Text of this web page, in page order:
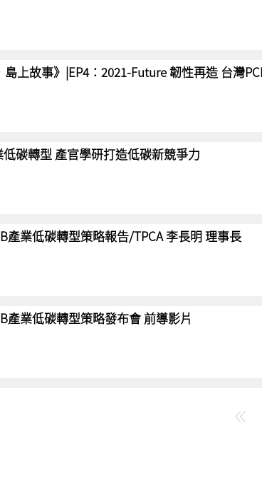
島上故事》|EP4：2021-Future 韌性再造 台灣
低碳轉型 產官學研打造低碳新競爭力
產業低碳轉型策略報告/TPCA 李長明 理事長
產業低碳轉型策略發布會 前導影片